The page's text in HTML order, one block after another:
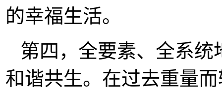
的幸福生活。
第四，全要素、全系
和谐共生。在过去重量